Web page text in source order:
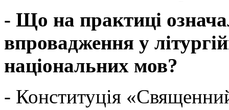
- Що на практиці
впровадження у
національних мов?
- Конституція